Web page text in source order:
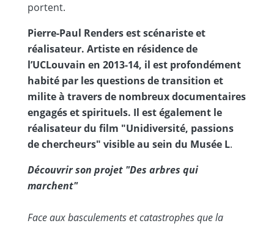
portent.
Pierre-Paul Renders est scénariste et
réalisateur. Artiste en résidence de
l’UCLouvain en 2013-14, il est profondément
habité par les questions de transition et
milite à travers de nombreux documentaires
engagés et spirituels. Il est également le
réalisateur du film "Unidiversité, passions
de chercheurs" visible au sein du Musée L.
Découvrir son projet "Des arbres qui
marchent"
Face aux basculements et catastrophes que la